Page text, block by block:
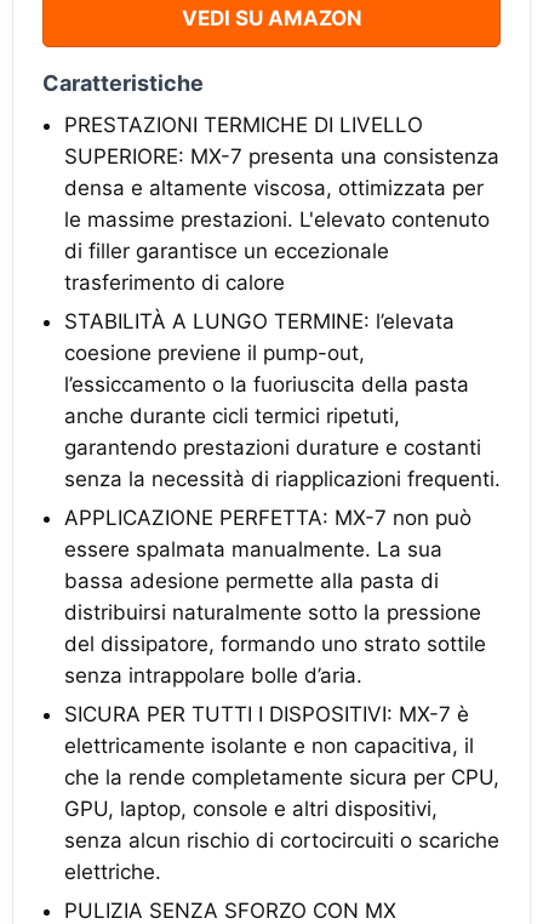
VEDI SU AMAZON
Caratteristiche
PRESTAZIONI TERMICHE DI LIVELLO
SUPERIORE: MX-7 presenta una consistenza
densa e altamente viscosa, ottimizzata per
le massime prestazioni. L'elevato contenuto
di filler garantisce un eccezionale
trasferimento di calore
STABILITÀ A LUNGO TERMINE: l’elevata
coesione previene il pump-out,
l’essiccamento o la fuoriuscita della pasta
anche durante cicli termici ripetuti,
garantendo prestazioni durature e costanti
senza la necessità di riapplicazioni frequenti.
APPLICAZIONE PERFETTA: MX-7 non può
essere spalmata manualmente. La sua
bassa adesione permette alla pasta di
distribuirsi naturalmente sotto la pressione
del dissipatore, formando uno strato sottile
senza intrappolare bolle d’aria.
SICURA PER TUTTI I DISPOSITIVI: MX-7 è
elettricamente isolante e non capacitiva, il
che la rende completamente sicura per CPU,
GPU, laptop, console e altri dispositivi,
senza alcun rischio di cortocircuiti o scariche
elettriche.
PULIZIA SENZA SFORZO CON MX